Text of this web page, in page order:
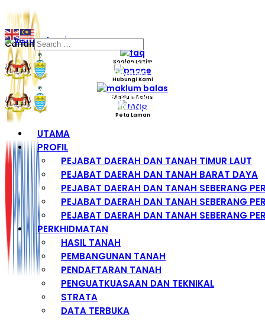
Carian
Soalan Lazim
Hubungi Kami
Maklum Balas
Peta Laman
UTAMA
PROFIL
PEJABAT DAERAH DAN TANAH TIMUR LAUT
PEJABAT DAERAH DAN TANAH BARAT DAYA
PEJABAT DAERAH DAN TANAH SEBERANG
PEJABAT DAERAH DAN TANAH SEBERANG
PEJABAT DAERAH DAN TANAH SEBERANG
PERKHIDMATAN
HASIL TANAH
PEMBANGUNAN TANAH
PENDAFTARAN TANAH
PENGUATKUASAAN DAN TEKNIKAL
STRATA
DATA TERBUKA